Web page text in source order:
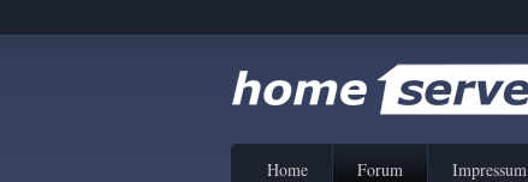
Home Forum Impressum